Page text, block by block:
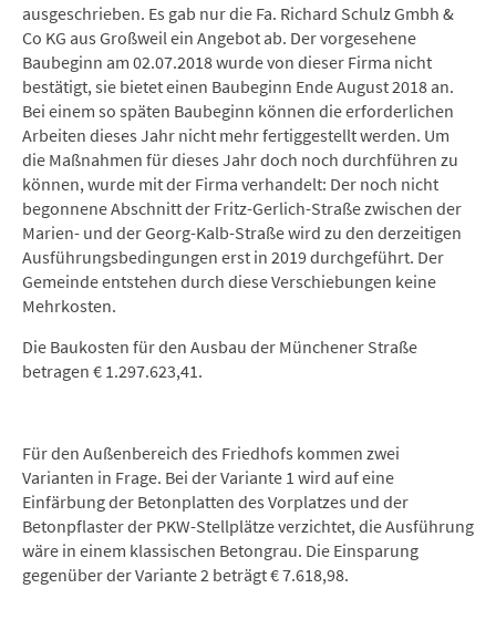
ausgeschrieben. Es gab nur die Fa. Richard Schulz Gmbh &
Co KG aus Großweil ein Angebot ab. Der vorgesehene
Baubeginn am 02.07.2018 wurde von dieser Firma nicht
bestätigt, sie bietet einen Baubeginn Ende August 2018 an.
Bei einem so späten Baubeginn können die erforderlichen
Arbeiten dieses Jahr nicht mehr fertiggestellt werden. Um
die Maßnahmen für dieses Jahr doch noch durchführen zu
können, wurde mit der Firma verhandelt: Der noch nicht
begonnene Abschnitt der Fritz-Gerlich-Straße zwischen der
Marien- und der Georg-Kalb-Straße wird zu den derzeitigen
Ausführungsbedingungen erst in 2019 durchgeführt. Der
Gemeinde entstehen durch diese Verschiebungen keine
Mehrkosten.
Die Baukosten für den Ausbau der Münchener Straße
betragen € 1.297.623,41.
Für den Außenbereich des Friedhofs kommen zwei
Varianten in Frage. Bei der Variante 1 wird auf eine
Einfärbung der Betonplatten des Vorplatzes und der
Betonpflaster der PKW-Stellplätze verzichtet, die Ausführung
wäre in einem klassischen Betongrau. Die Einsparung
gegenüber der Variante 2 beträgt € 7.618,98.